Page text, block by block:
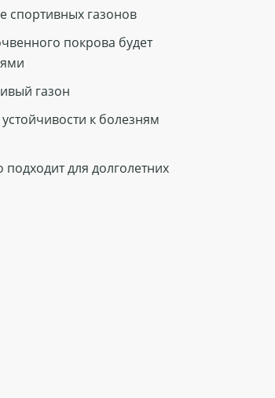
спортивных газонов
покрова будет
газон
к болезням
для долголетних